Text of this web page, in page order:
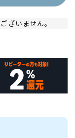
ざいません。